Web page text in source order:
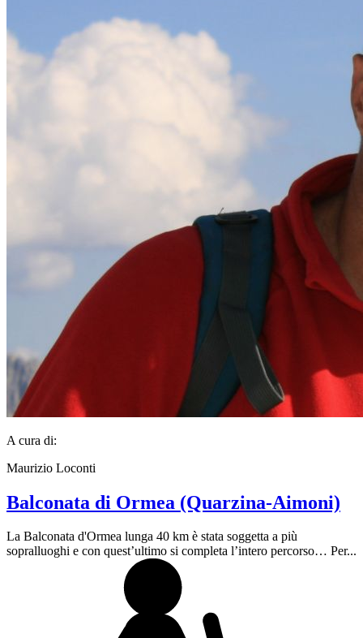
A cura di:
Maurizio Loconti
Balconata di Ormea (Quarzina-Aimoni)
La Balconata d'Ormea lunga 40 km è stata soggetta a più
sopralluoghi e con quest’ultimo si completa l’intero percorso… Per...